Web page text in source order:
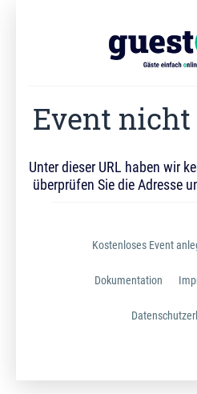
Event
Unter dieser URL haben wir
überprüfen Sie die Adresse
Kostenloses Event
Dokumentation